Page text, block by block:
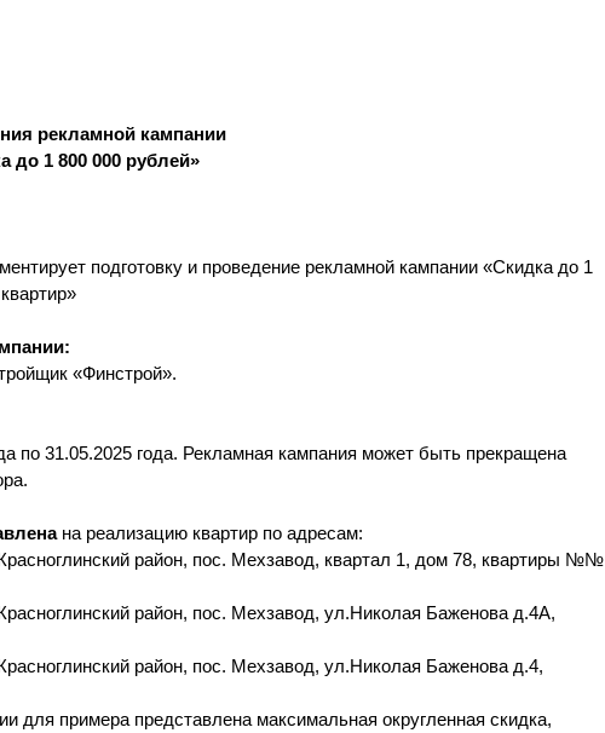
рекламной кампании
1 800 000 рублей»
подготовку и проведение рекламной кампании «Скидка до 1
«Финстрой».
по 31.05.2025 года. Рекламная кампания может быть прекращена
на реализацию квартир по адресам:
район, пос. Мехзавод, квартал 1, дом 78, квартиры №№
район, пос. Мехзавод, ул.Николая Баженова д.4А,
район, пос. Мехзавод, ул.Николая Баженова д.4,
для примера представлена максимальная округленная скидка,